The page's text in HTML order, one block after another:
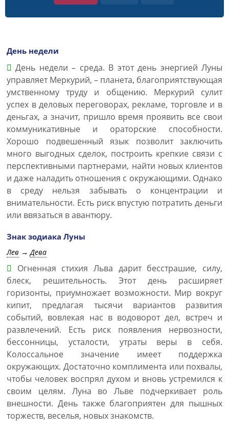
День недели
День недели – среда. В этот день энергией Луны
управляет Меркурий, – планета, благоприятствующая
умственному труду и общению. Меркурий сулит
успех в деловых переговорах, рекламе, торговле и в
деньгах, а значит, пришло время проявить все свои
коммуникативные и ораторские способности.
Хорошо подвешенный язык позволит заключить
много выгодных сделок, построить крепкие связи с
перспективными партнерами, найти новых клиентов
и даже наладить отношения с окружающими. Однако
в среду нельзя забывать о концентрации и
внимательности. Есть риск впустую потратить деньги
или ввязаться в авантюру.
Знак зодиака Луны
Лев →Дева
Огненная стихия Льва дарит бесстрашие, силу,
блеск, решительность. Этот день расширяет
горизонты, приумножает возможности. Мир вокруг
кипит, предлагая тысячи вариантов развития
событий, вовлекая нас в водоворот дел, встреч и
развлечений. Есть риск появления нервозности,
бессонницы, усталости, утраты веры в себя.
Колоссальное значение имеет поддержка
окружающих. Достаточно комплимента или похвалы,
чтобы человек воспрял духом и вновь устремился к
своим целям. Луна во Льве подчеркивает роль
внешности. День также благоприятен для пышных
торжеств, веселья, новых знакомств.